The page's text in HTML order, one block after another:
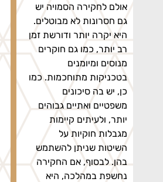
אולם לחקירה הסמויה יש
גם חסרונות לא מבוטלים.
היא יקרה יותר ודורשת זמן
רב יותר, כמו גם חוקרים
מנוסים ומיומנים
בטכניקות מתוחכמות. כמו
כן, יש בה סיכונים
משפטיים ואתיים גבוהים
יותר, ולעיתים קיימות
מגבלות חוקיות על
השיטות שניתן להשתמש
בהן. לבסוף, אם החקירה
נחשפת במהלכה, היא